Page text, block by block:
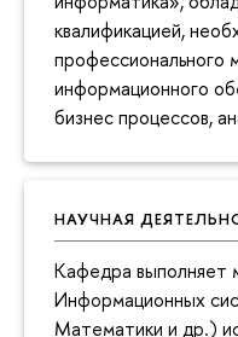
квалификацией,
профессионального
информационного
бизнес процессов,
НАУЧНАЯ
Кафедра выполняет
Информационных
Математики и др.)